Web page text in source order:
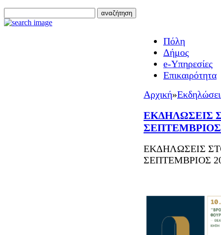
Πόλη
Δήμος
e-Υπηρεσίες
Επικαιρότητα
Αρχική»
ΕΚΔΗΛΩΣΕΙΣ
ΣΕΠΤΕΜΒΡΙΟΣ
ΕΚΔΗΛΩΣΕΙΣ
ΣΕΠΤΕΜΒΡΙΟΣ